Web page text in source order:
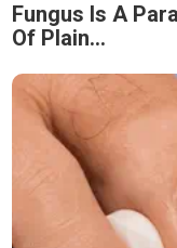
Fungus Is A
Of Plain...